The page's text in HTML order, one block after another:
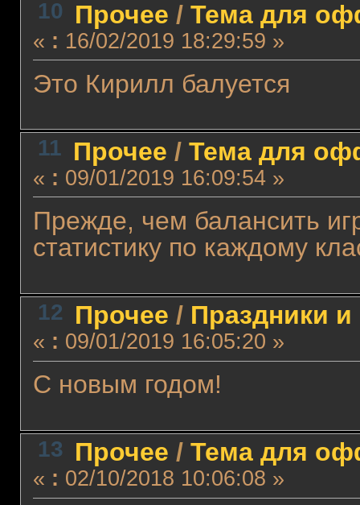
10 Прочее / Тема для
« : 16/02/2019 18:29:59 »
Это Кирилл балуется
11 Прочее / Тема для
« : 09/01/2019 16:09:54 »
Прежде, чем балансить
статистику по каждому
12 Прочее / Праздники
« : 09/01/2019 16:05:20 »
С новым годом!
13 Прочее / Тема для
« : 02/10/2018 10:06:08 »